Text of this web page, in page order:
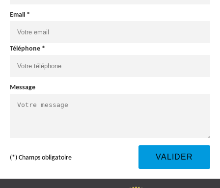
Email *
Téléphone *
Message
(*) Champs obligatoire